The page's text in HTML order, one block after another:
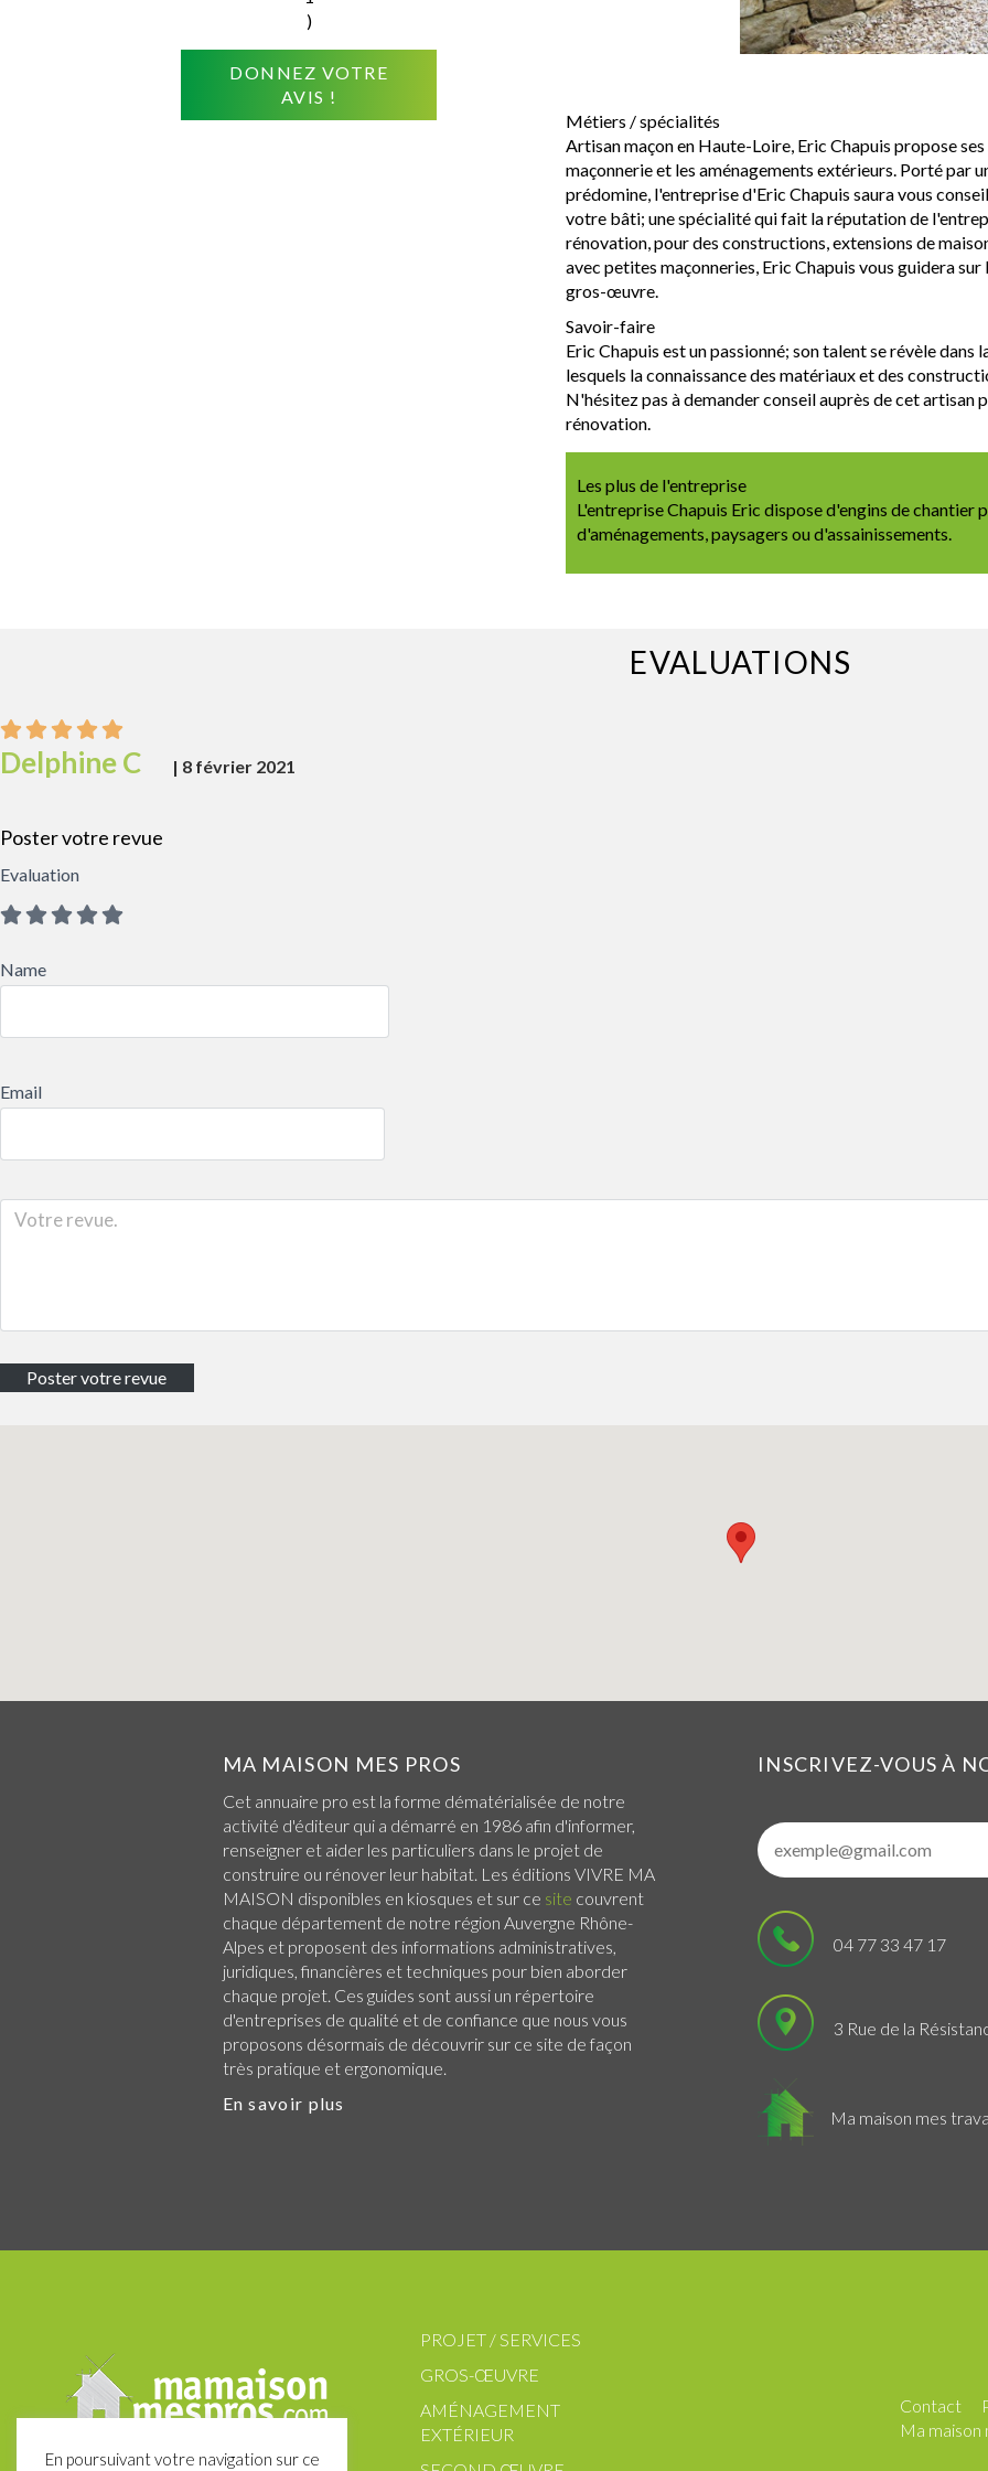
)
DONNEZ VOTRE
AVIS !
Métiers / spécialités
Artisan maçon en Haute-Loire, Eric Chapuis propose
maçonnerie et les aménagements extérieurs. Porté par
prédomine, l'entreprise d'Eric Chapuis saura vous
votre bâti; une spécialité qui fait la réputation de
rénovation, pour des constructions, extensions de
avec petites maçonneries, Eric Chapuis vous guidera
gros-œuvre.
Savoir-faire
Eric Chapuis est un passionné; son talent se révèle
lesquels la connaissance des matériaux et des
N'hésitez pas à demander conseil auprès de cet artisan
rénovation.
Les plus de l'entreprise
L'entreprise Chapuis Eric dispose d'engins de chantier
d'aménagements, paysagers ou d'assainissements.
EVALUATIONS
Delphine C | 8 février 2021
Poster votre revue
Evaluation
Name
Email
MA MAISON MES PROS
Cet annuaire pro est la forme dématérialisée de notre
activité d'éditeur qui a démarré en 1986 afin d'informer,
renseigner et aider les particuliers dans le projet de
construire ou rénover leur habitat. Les éditions VIVRE MA
MAISON disponibles en kiosques et sur ce site couvrent
chaque département de notre région Auvergne Rhône-
Alpes et proposent des informations administratives,
juridiques, financières et techniques pour bien aborder
chaque projet. Ces guides sont aussi un répertoire
d'entreprises de qualité et de confiance que nous vous
proposons désormais de découvrir sur ce site de façon
très pratique et ergonomique.
En savoir plus
INSCRIVEZ-VOUS À
04 77 33 47 17
3 Rue de la
Ma maison mes
PROJET / SERVICES
GROS-ŒUVRE
AMÉNAGEMENT
EXTÉRIEUR
Contact
Ma maison
En poursuivant votre navigation sur ce